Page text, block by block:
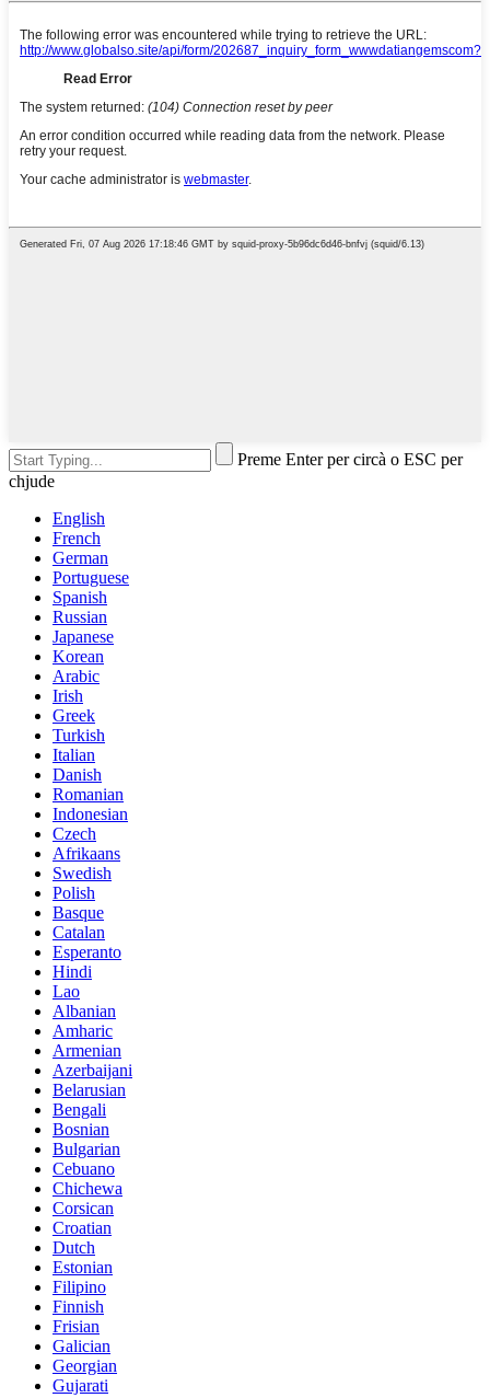
Preme Enter per circà o ESC per
chjude
English
French
German
Portuguese
Spanish
Russian
Japanese
Korean
Arabic
Irish
Greek
Turkish
Italian
Danish
Romanian
Indonesian
Czech
Afrikaans
Swedish
Polish
Basque
Catalan
Esperanto
Hindi
Lao
Albanian
Amharic
Armenian
Azerbaijani
Belarusian
Bengali
Bosnian
Bulgarian
Cebuano
Chichewa
Corsican
Croatian
Dutch
Estonian
Filipino
Finnish
Frisian
Galician
Georgian
Gujarati